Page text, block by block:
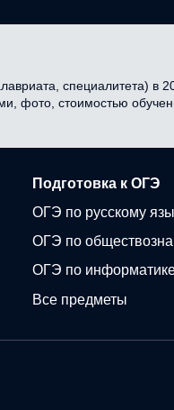
специалитета) в
фото, стоимостью
Подготовка к ОГЭ
ОГЭ по русскому
ОГЭ по
ОГЭ по
Все предметы